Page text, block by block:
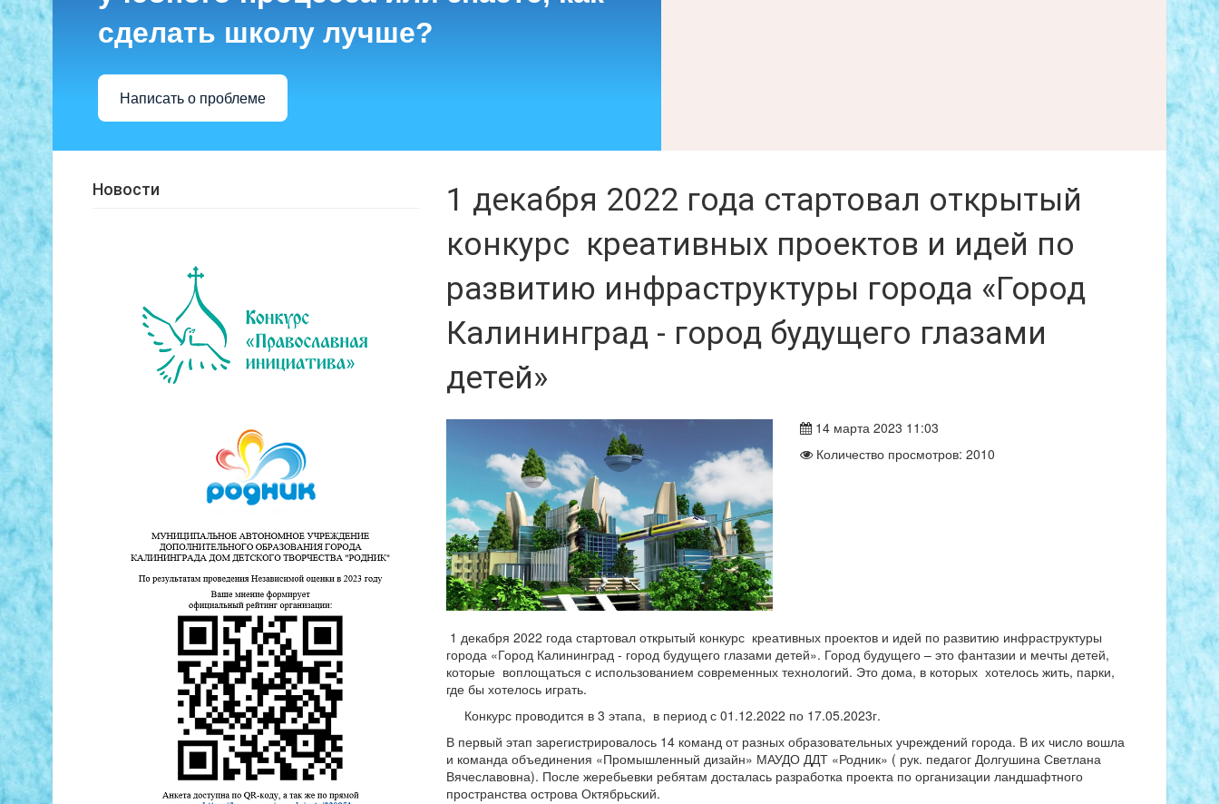
сделать школу лучше?
Написать о проблеме
Новости
1 декабря 2022 года стартовал открытый
конкурс креативных проектов и идей по
развитию инфраструктуры города «Город
Калининград - город будущего глазами
детей»
14 марта 2023 11:03
Количество просмотров: 2010
1 декабря 2022 года стартовал открытый конкурс креативных проектов и идей по развитию инфраструктуры
города «Город Калининград - город будущего глазами детей». Город будущего – это фантазии и мечты детей,
которые воплощаться с использованием современных технологий. Это дома, в которых хотелось жить, парки,
где бы хотелось играть.
Конкурс проводится в 3 этапа, в период с 01.12.2022 по 17.05.2023г.
В первый этап зарегистрировалось 14 команд от разных образовательных учреждений города. В их число вошла
и команда объединения «Промышленный дизайн» МАУДО ДДТ «Родник» ( рук. педагог Долгушина Светлана
Вячеславовна). После жеребьевки ребятам досталась разработка проекта по организации ландшафтного
пространства острова Октябрьский.